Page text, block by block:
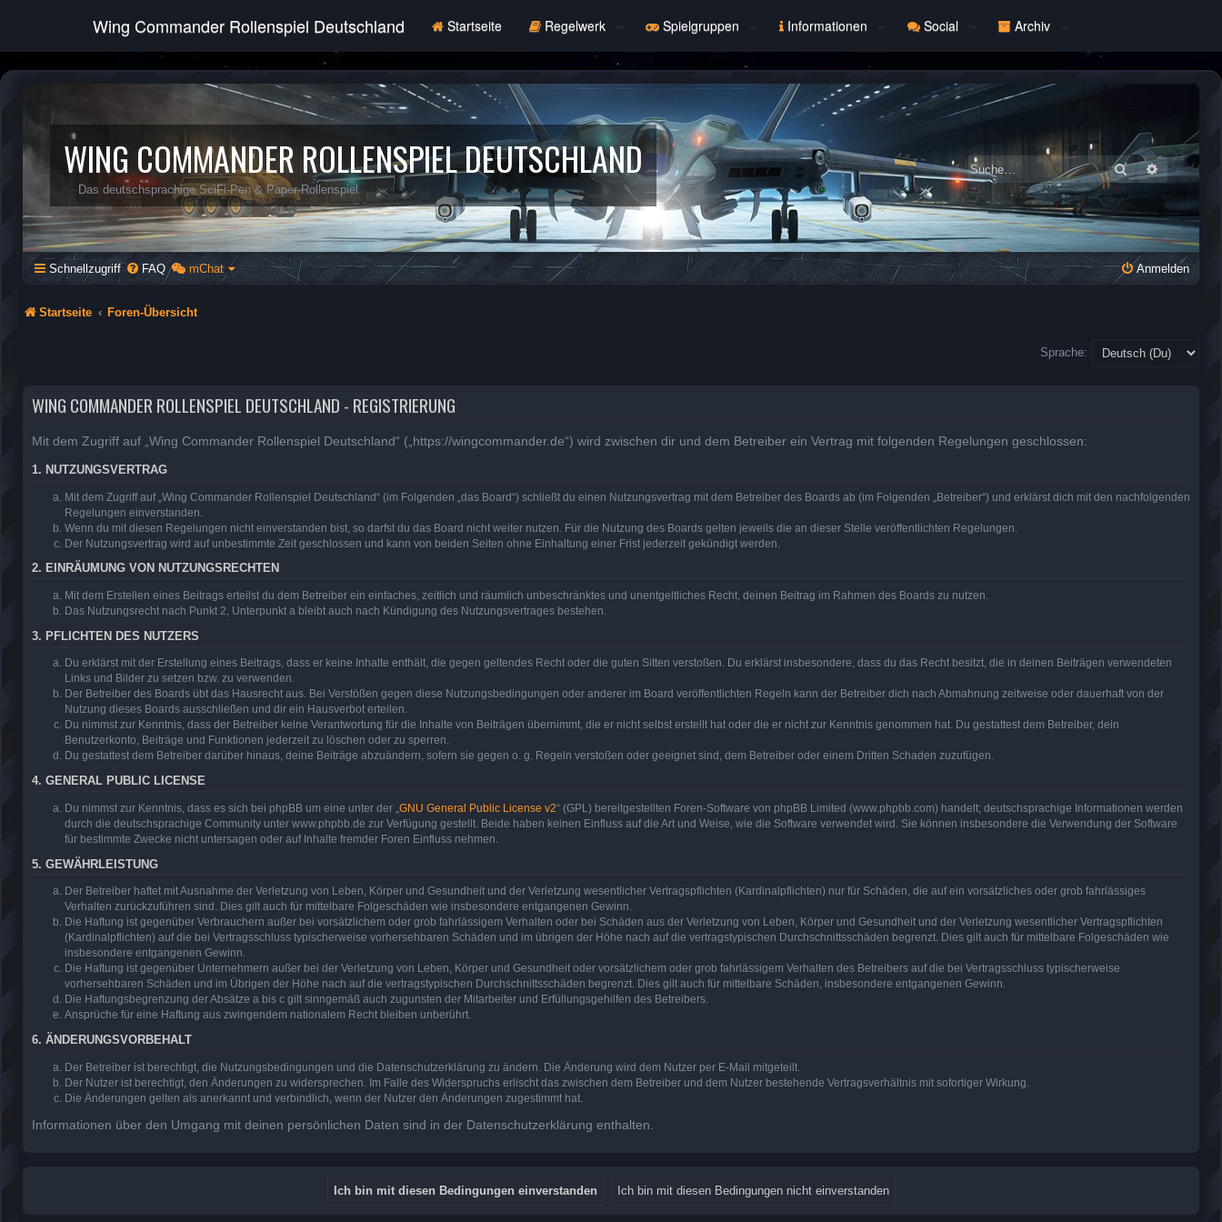
Wing Commander Rollenspiel Deutschland Startseite Regelwerk Spielgruppen Informationen Social Archiv
WING COMMANDER ROLLENSPIEL DEUTSCHLAND
Das deutschsprachige SciFi-Pen & Paper-Rollenspiel
Suche Erweiterte
Schnellzugriff FAQ mChat Anmelden
Startseite Foren-Übersicht
Sprache:
WING COMMANDER ROLLENSPIEL DEUTSCHLAND - REGISTRIERUNG
Mit dem Zugriff auf „Wing Commander Rollenspiel Deutschland“ („https://wingcommander.de“) wird zwischen dir und dem Betreiber ein Vertrag mit folgenden Regelungen geschlossen:
1. NUTZUNGSVERTRAG
Mit dem Zugriff auf „Wing Commander Rollenspiel Deutschland“ (im Folgenden „das Board“) schließt du einen Nutzungsvertrag mit dem Betreiber des Boards ab (im Folgenden „Betreiber“) und erklärst dich mit den nachfolgenden
Regelungen einverstanden.
Wenn du mit diesen Regelungen nicht einverstanden bist, so darfst du das Board nicht weiter nutzen. Für die Nutzung des Boards gelten jeweils die an dieser Stelle veröffentlichten Regelungen.
Der Nutzungsvertrag wird auf unbestimmte Zeit geschlossen und kann von beiden Seiten ohne Einhaltung einer Frist jederzeit gekündigt werden.
2. EINRÄUMUNG VON NUTZUNGSRECHTEN
Mit dem Erstellen eines Beitrags erteilst du dem Betreiber ein einfaches, zeitlich und räumlich unbeschränktes und unentgeltliches Recht, deinen Beitrag im Rahmen des Boards zu nutzen.
Das Nutzungsrecht nach Punkt 2, Unterpunkt a bleibt auch nach Kündigung des Nutzungsvertrages bestehen.
3. PFLICHTEN DES NUTZERS
Du erklärst mit der Erstellung eines Beitrags, dass er keine Inhalte enthält, die gegen geltendes Recht oder die guten Sitten verstoßen. Du erklärst insbesondere, dass du das Recht besitzt, die in deinen Beiträgen verwendeten
Links und Bilder zu setzen bzw. zu verwenden.
Der Betreiber des Boards übt das Hausrecht aus. Bei Verstößen gegen diese Nutzungsbedingungen oder anderer im Board veröffentlichten Regeln kann der Betreiber dich nach Abmahnung zeitweise oder dauerhaft von der
Nutzung dieses Boards ausschließen und dir ein Hausverbot erteilen.
Du nimmst zur Kenntnis, dass der Betreiber keine Verantwortung für die Inhalte von Beiträgen übernimmt, die er nicht selbst erstellt hat oder die er nicht zur Kenntnis genommen hat. Du gestattest dem Betreiber, dein
Benutzerkonto, Beiträge und Funktionen jederzeit zu löschen oder zu sperren.
Du gestattest dem Betreiber darüber hinaus, deine Beiträge abzuändern, sofern sie gegen o. g. Regeln verstoßen oder geeignet sind, dem Betreiber oder einem Dritten Schaden zuzufügen.
4. GENERAL PUBLIC LICENSE
Du nimmst zur Kenntnis, dass es sich bei phpBB um eine unter der „ GNU General Public License v2“ (GPL) bereitgestellten Foren-Software von phpBB Limited (www.phpbb.com) handelt; deutschsprachige Informationen werden
durch die deutschsprachige Community unter www.phpbb.de zur Verfügung gestellt. Beide haben keinen Einfluss auf die Art und Weise, wie die Software verwendet wird. Sie können insbesondere die Verwendung der Software
für bestimmte Zwecke nicht untersagen oder auf Inhalte fremder Foren Einfluss nehmen.
5. GEWÄHRLEISTUNG
Der Betreiber haftet mit Ausnahme der Verletzung von Leben, Körper und Gesundheit und der Verletzung wesentlicher Vertragspflichten (Kardinalpflichten) nur für Schäden, die auf ein vorsätzliches oder grob fahrlässiges
Verhalten zurückzuführen sind. Dies gilt auch für mittelbare Folgeschäden wie insbesondere entgangenen Gewinn.
Die Haftung ist gegenüber Verbrauchern außer bei vorsätzlichem oder grob fahrlässigem Verhalten oder bei Schäden aus der Verletzung von Leben, Körper und Gesundheit und der Verletzung wesentlicher Vertragspflichten
(Kardinalpflichten) auf die bei Vertragsschluss typischerweise vorhersehbaren Schäden und im übrigen der Höhe nach auf die vertragstypischen Durchschnittsschäden begrenzt. Dies gilt auch für mittelbare Folgeschäden wie
insbesondere entgangenen Gewinn.
Die Haftung ist gegenüber Unternehmern außer bei der Verletzung von Leben, Körper und Gesundheit oder vorsätzlichem oder grob fahrlässigem Verhalten des Betreibers auf die bei Vertragsschluss typischerweise
vorhersehbaren Schäden und im Übrigen der Höhe nach auf die vertragstypischen Durchschnittsschäden begrenzt. Dies gilt auch für mittelbare Schäden, insbesondere entgangenen Gewinn.
Die Haftungsbegrenzung der Absätze a bis c gilt sinngemäß auch zugunsten der Mitarbeiter und Erfüllungsgehilfen des Betreibers.
Ansprüche für eine Haftung aus zwingendem nationalem Recht bleiben unberührt.
6. ÄNDERUNGSVORBEHALT
Der Betreiber ist berechtigt, die Nutzungsbedingungen und die Datenschutzerklärung zu ändern. Die Änderung wird dem Nutzer per E-Mail mitgeteilt.
Der Nutzer ist berechtigt, den Änderungen zu widersprechen. Im Falle des Widerspruchs erlischt das zwischen dem Betreiber und dem Nutzer bestehende Vertragsverhältnis mit sofortiger Wirkung.
Die Änderungen gelten als anerkannt und verbindlich, wenn der Nutzer den Änderungen zugestimmt hat.
Informationen über den Umgang mit deinen persönlichen Daten sind in der Datenschutzerklärung enthalten.